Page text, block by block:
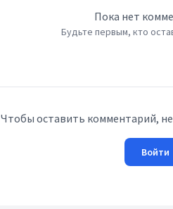
Пока нет
Будьте первым, кто
Чтобы оставить комментарий,
Войти